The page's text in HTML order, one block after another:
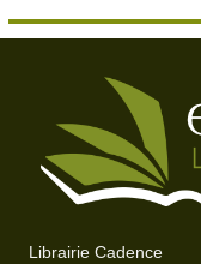
Librairie Cadence